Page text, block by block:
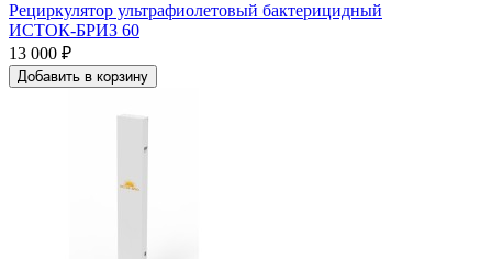
Рециркулятор ультрафиолетовый бактерицидный
ИСТОК‑БРИЗ 60
13 000 ₽
Добавить в корзину